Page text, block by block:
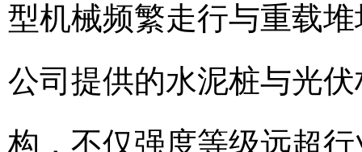
型机械频繁走行与重载
公司提供的水泥桩与光
构，不仅强度等级远超